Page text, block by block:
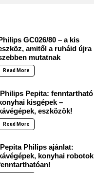
GC026/80 – a kis
amitől a ruháid újra
mutatnak
Read More
Philips Pepita: fenntartható
kisgépek –
eszközök!
Read More
Pepita Philips ajánlat:
konyhai robotok